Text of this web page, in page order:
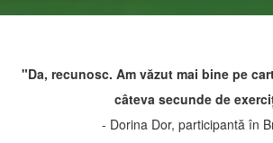
"Da, recunosc. Am văzut mai bine pe
câteva secunde de
- Dorina Dor, participantă în